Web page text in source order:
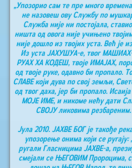
„Упозорио сам те пре много
не назовеш ову Службу по
Служба није ни постојала,
ништа од овога није учињено
није дошло из твојих уста. Већ је
Из уста ЈАХУШУА-е, твог МАШИАХ-
РУАХ ХА КОДЕШ, твоје ИМАЈАХ,
од твоје руке, одавно би пропало.
СЛАВЕ који дува по свој земљи,
од твог даха, јер би пропало.
МОЈЕ ИМЕ, и никоме нећу дати
СВОЈУ ликовима
Јула 2010. ЈАХВЕ БОГ је такође
упозорење онима који се
ругали Гласницима ЈАХВЕ-а,
смејали се ЊЕГОВИМ Пророцима,